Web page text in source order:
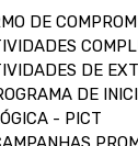
DE
DE
DE
- PICT